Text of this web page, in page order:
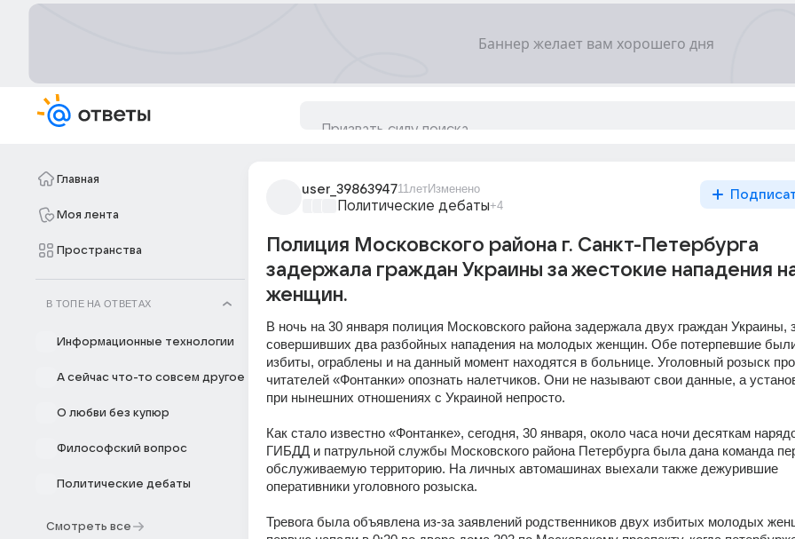
Главная
Моя лента
Пространства
В ТОПЕ НА ОТВЕТАХ
Информационные технологии
А сейчас что-то совсем другое
О любви без купюр
Философский вопрос
Политические дебаты
Смотреть все
user_3986394711летИзменено
Политические дебаты+4
Полиция Московского района г. Санкт-Петербурга
задержала граждан Украины за жестокие нападения
женщин.
В ночь на 30 января полиция Московского района задержала двух граждан Украины,
совершивших два разбойных нападения на молодых женщин. Обе потерпевшие
избиты, ограблены и на данный момент находятся в больнице. Уголовный розыск
читателей «Фонтанки» опознать налетчиков. Они не называют свои данные, а
при нынешних отношениях с Украиной непросто.
Как стало известно «Фонтанке», сегодня, 30 января, около часа ночи десяткам
ГИБДД и патрульной службы Московского района Петербурга была дана команда
обслуживаемую территорию. На личных автомашинах выехали также дежурившие
оперативники уголовного розыска.
Тревога была объявлена из-за заявлений родственников двух избитых молодых